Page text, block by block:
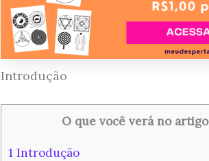
Introdução
O que você verá no artigo
1 Introdução